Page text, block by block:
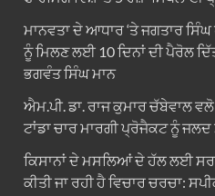
ਮਾਨਵਤਾ ਦੇ ਆਧਾਰ ‘ਤੇ ਜਗਤਾਰ ਸਿੰਘ
ਨੂੰ ਮਿਲਣ ਲਈ 10 ਦਿਨਾਂ ਦੀ ਪੈਰੋਲ
ਭਗਵੰਤ ਸਿੰਘ ਮਾਨ
ਐਮ.ਪੀ. ਡਾ. ਰਾਜ ਕੁਮਾਰ ਚੱਬੇਵਾਲ
ਟਾਂਡਾ ਚਾਰ ਮਾਰਗੀ ਪ੍ਰੋਜੈਕਟ ਨੂੰ
ਕਿਸਾਨਾਂ ਦੇ ਮਸਲਿਆਂ ਦੇ ਹੱਲ ਲਈ
ਕੀਤੀ ਜਾ ਰਹੀ ਹੈ ਵਿਚਾਰ ਚਰਚਾ: